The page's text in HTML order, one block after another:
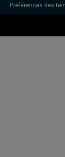
Préférences des